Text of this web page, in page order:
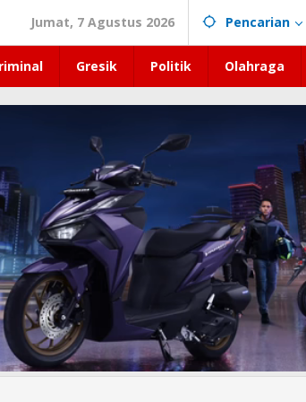
Jumat, 7 Agustus 2026 Pencarian
Gresik Politik Olahraga